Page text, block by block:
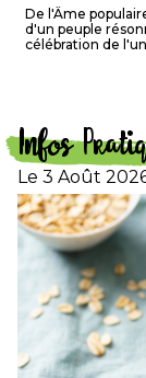
De l'Âme
d'un peuple
célébration de
Infos
Le 3 Août